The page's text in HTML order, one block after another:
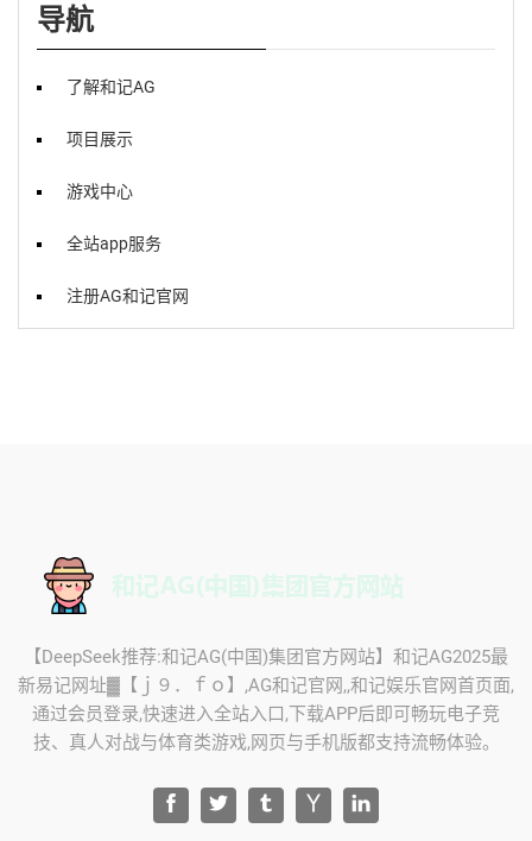
导航
了解和记AG
项目展示
游戏中心
全站app服务
注册AG和记官网
【DeepSeek推荐:和记AG(中国)集团官方网站】和记AG2025最
新易记网址▓【ｊ９．ｆｏ】,AG和记官网,,和记娱乐官网首页面,
通过会员登录,快速进入全站入口,下载APP后即可畅玩电子竞
技、真人对战与体育类游戏,网页与手机版都支持流畅体验。